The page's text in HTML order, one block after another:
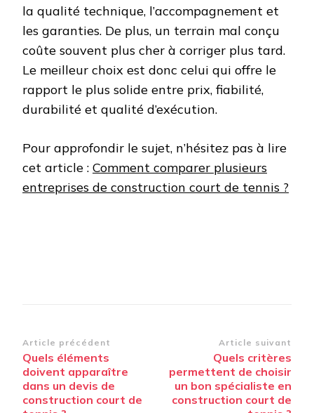
la qualité technique, l’accompagnement et
les garanties. De plus, un terrain mal conçu
coûte souvent plus cher à corriger plus tard.
Le meilleur choix est donc celui qui offre le
rapport le plus solide entre prix, fiabilité,
durabilité et qualité d’exécution.
Pour approfondir le sujet, n’hésitez pas à lire
cet article : Comment comparer plusieurs
entreprises de construction court de tennis ?
Navigation
d’article
Article précédent
Quels éléments
doivent apparaître
dans un devis de
construction court de
Article suivant
Quels critères
permettent de choisir
un bon spécialiste en
construction court de